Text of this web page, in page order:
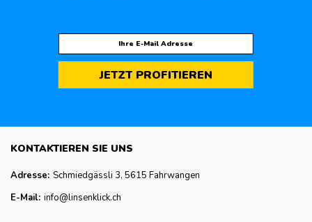
JETZT PROFITIEREN
KONTAKTIEREN SIE UNS
Adresse: Schmiedgässli 3, 5615 Fahrwangen
E-Mail: info@linsenklick.ch